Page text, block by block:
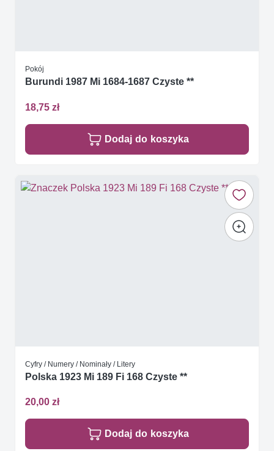
Pokój
Burundi 1987 Mi 1684-1687 Czyste **
18,75 zł
Dodaj do koszyka
Cyfry / Numery / Nominały / Litery
Polska 1923 Mi 189 Fi 168 Czyste **
20,00 zł
Dodaj do koszyka